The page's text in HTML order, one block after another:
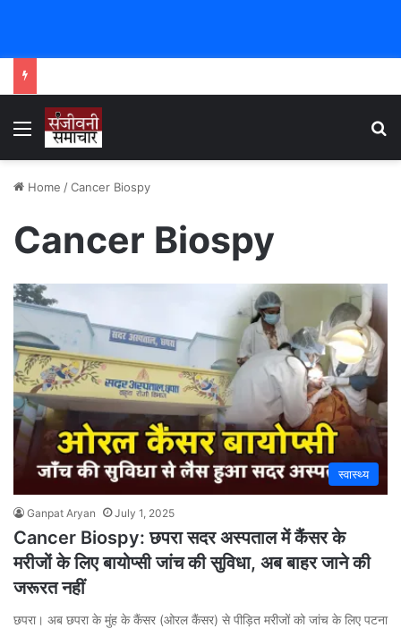
Menu
Home /Cancer Biospy
Cancer Biospy
स्वास्थ्य
Ganpat Aryan July 1, 2025
Cancer Biospy: छपरा सदर अस्पताल में कैंसर के
मरीजों के लिए बायोप्सी जांच की सुविधा, अब बाहर जाने की
जरूरत नहीं
छपरा। अब छपरा के मुंह के कैंसर (ओरल कैंसर) से पीड़ित मरीजों को जांच के लिए पटना